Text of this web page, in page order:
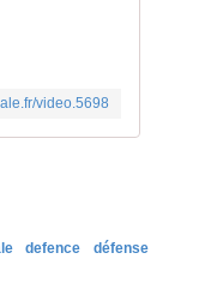
video.5698
defence
défense